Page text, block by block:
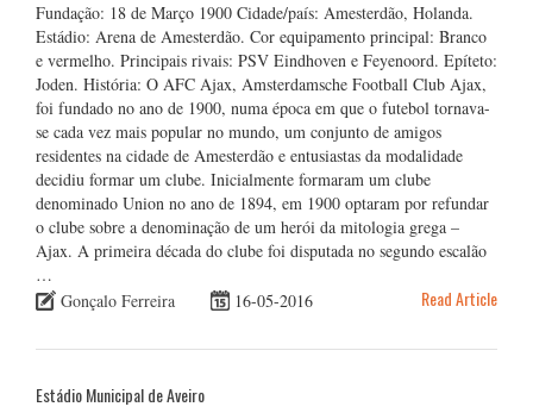
Fundação: 18 de Março 1900 Cidade/país: Amesterdão, Holanda.
Estádio: Arena de Amesterdão. Cor equipamento principal: Branco
e vermelho. Principais rivais: PSV Eindhoven e Feyenoord. Epíteto:
Joden. História: O AFC Ajax, Amsterdamsche Football Club Ajax,
foi fundado no ano de 1900, numa época em que o futebol tornava-
se cada vez mais popular no mundo, um conjunto de amigos
residentes na cidade de Amesterdão e entusiastas da modalidade
decidiu formar um clube. Inicialmente formaram um clube
denominado Union no ano de 1894, em 1900 optaram por refundar
o clube sobre a denominação de um herói da mitologia grega –
Ajax. A primeira década do clube foi disputada no segundo escalão
…
Gonçalo Ferreira
16-05-2016 Read Article
Estádio Municipal de Aveiro